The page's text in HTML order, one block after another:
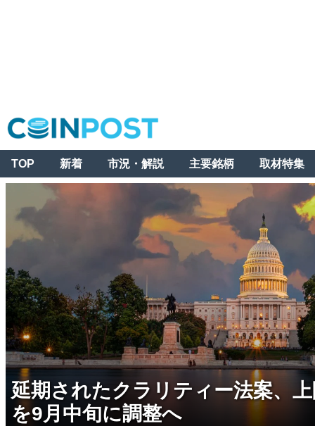
TOP 新着 市況・解説 主要銘柄 取材特集
延期されたクラリティー法案、
を9月中旬に調整へ